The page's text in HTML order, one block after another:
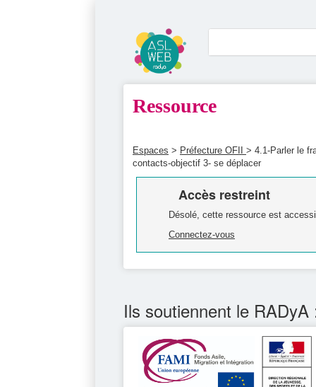
Ressource
Espaces > Préfecture OFII > 4.1-Parler le
contacts-objectif 3- se déplacer
Accès restreint
Désolé, cette ressource est
Connectez-vous
Ils soutiennent le RADyA